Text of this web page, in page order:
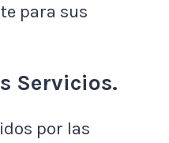
para sus
Servicios.
por las